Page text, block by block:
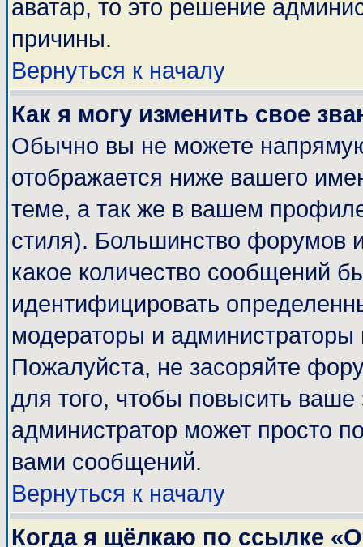
аватар, то это решение
причины.
Вернуться к началу
Как я могу изменить свое
Обычно вы не можете
отображается ниже вашего
теме, а так же в вашем
стиля). Большинство форумов
какое количество сообщений
идентифицировать
модераторы и администраторы
Пожалуйста, не засоряйте
для того, чтобы повысить
администратор может просто
вами сообщений.
Вернуться к началу
Когда я щёлкаю по ссылке